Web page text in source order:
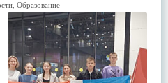
Образование